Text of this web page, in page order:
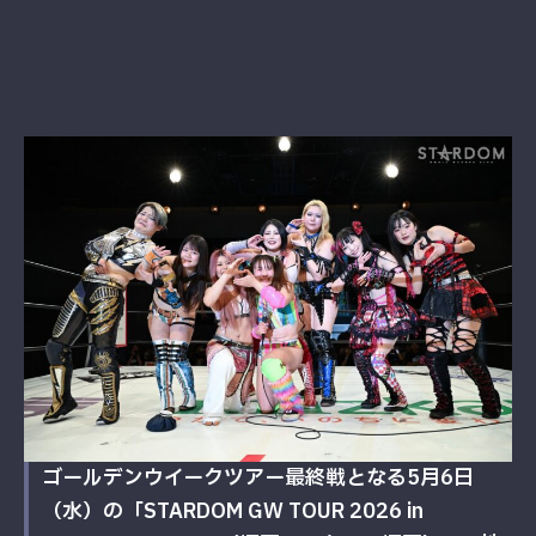
ゴールデンウイークツアー最終戦となる5月6日
（水）の「STARDOM GW TOUR 2026 in